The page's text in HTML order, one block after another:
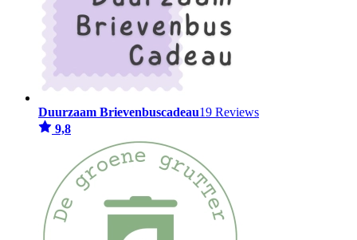
Duurzaam Brievenbuscadeau19 Reviews
9,8